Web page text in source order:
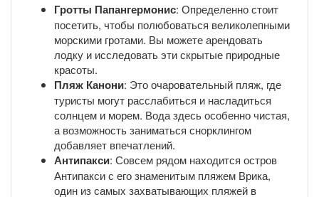
Гротты Папангермонис: Определенно стоит
посетить, чтобы полюбоваться великолепными
морскими гротами. Вы можете арендовать
лодку и исследовать эти скрытые природные
красоты.
Пляж Канони: Это очаровательный пляж, где
туристы могут расслабиться и насладиться
солнцем и морем. Вода здесь особенно чистая,
а возможность заниматься снорклингом
добавляет впечатлений.
Антипакси: Совсем рядом находится остров
Антипакси с его знаменитым пляжем Врика,
один из самых захватывающих пляжей в